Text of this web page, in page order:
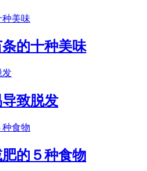
的十种美味
致脱发
的５种食物